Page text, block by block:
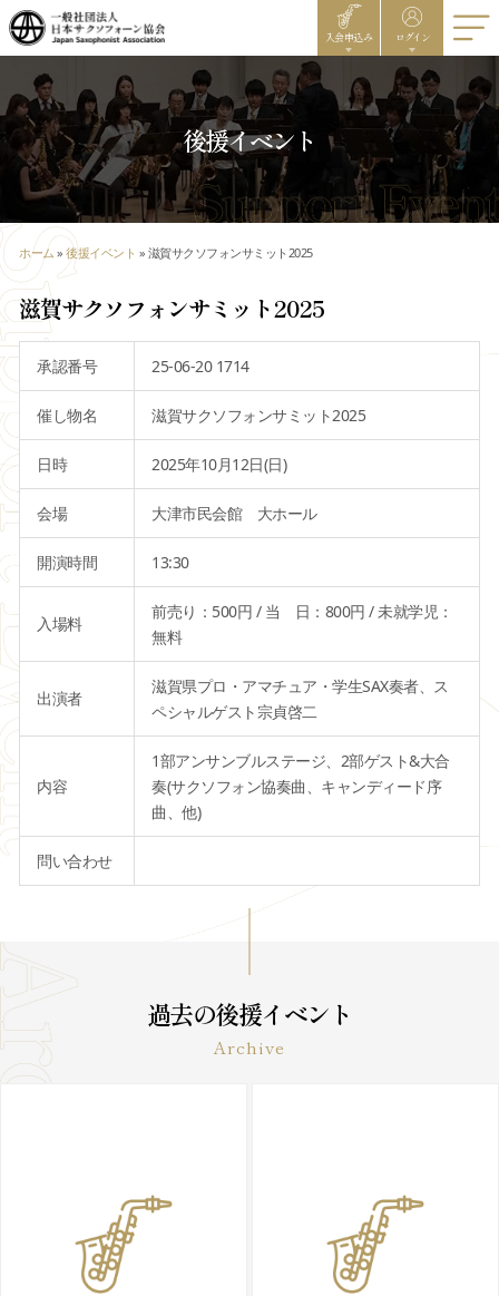
入会申込み ログイン
後援イベント
ホーム » 後援イベント » 滋賀サクソフォンサミット2025
滋賀サクソフォンサミット2025
承認番号 25-06-20 1714
催し物名 滋賀サクソフォンサミット2025
日時 2025年10月12日(日)
会場 大津市民会館 大ホール
開演時間 13:30
入場料
前売り：500円 / 当 日：800円 / 未就学児：
無料
出演者
滋賀県プロ・アマチュア・学生SAX奏者、ス
ペシャルゲスト宗貞啓二
内容
1部アンサンブルステージ、2部ゲスト&大合
奏(サクソフォン協奏曲、キャンディード序
曲、他)
問い合わせ
過去の後援イベント
Archive